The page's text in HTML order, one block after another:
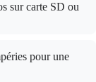
sur carte SD ou
pour une